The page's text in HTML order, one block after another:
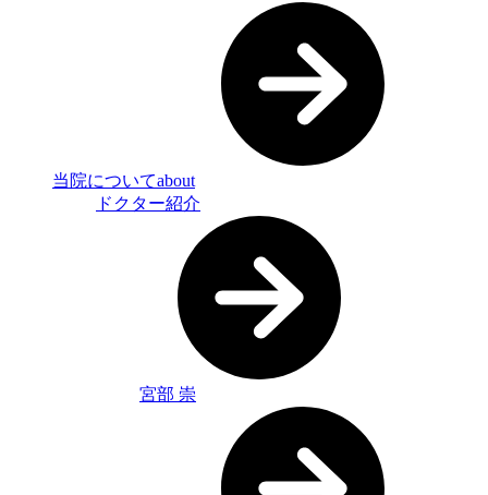
当院についてabout
ドクター紹介
宮部 崇